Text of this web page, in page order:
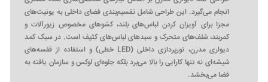
انجام می‌گیرد. این طراحی شامل تقسیم‌بندی فضای داخلی به یونیت‌های
مجزا برای آویزان کردن لباس‌های بلند، کشوهای مخصوص زیورآلات و
کمربند، شلف‌های متحرک و سبدهای لباس‌های کثیف است. در سبک کمد
دیواری مدرن، نورپردازی داخلی (LED خطی) و استفاده از قفسه‌های
شیشه‌ای نه تنها کارایی را بالا می‌برد بلکه جلوه‌ای لوکس و سازمان‌ یافته به
فضا می‌بخشد.